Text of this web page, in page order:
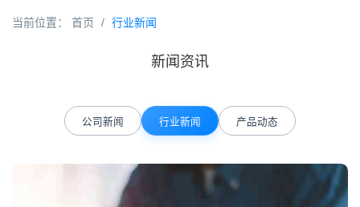
当前位置： 首页 / 行业新闻
新闻资讯
公司新闻 行业新闻 产品动态